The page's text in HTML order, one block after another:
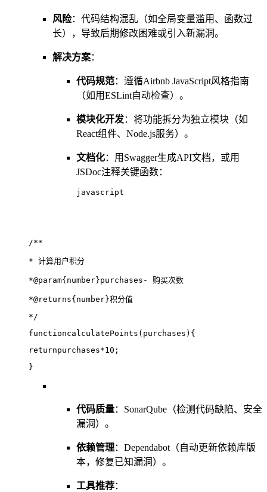
风险：代码结构混乱（如全局变量滥用、函数过
长），导致后期修改困难或引入新漏洞。
解决方案：
代码规范：遵循Airbnb JavaScript风格指南
（如用ESLint自动检查）。
模块化开发：将功能拆分为独立模块（如
React组件、Node.js服务）。
文档化：用Swagger生成API文档，或用
JSDoc注释关键函数：
javascript
/**
* 计算用户积分
*@param{number}purchases- 购买次数
*@returns{number}积分值
*/
functioncalculatePoints(purchases){
returnpurchases*10;
}
代码质量：SonarQube（检测代码缺陷、安全
漏洞）。
依赖管理：Dependabot（自动更新依赖库版
本，修复已知漏洞）。
工具推荐：